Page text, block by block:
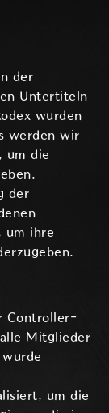
der
Untertiteln
wurden
werden wir
um die
der
um ihre
Controller-
Mitglieder
um die